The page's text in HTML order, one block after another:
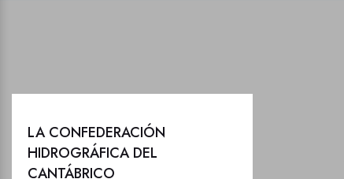
LA CONFEDERACIÓN
HIDROGRÁFICA DEL
CANTÁBRICO